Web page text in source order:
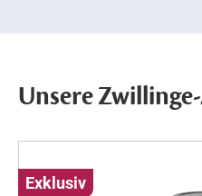
Unsere
Exklusiv